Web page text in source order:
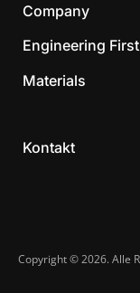
Company
Engineering First
Materials
Kontakt
Copyright © 2026. Alle